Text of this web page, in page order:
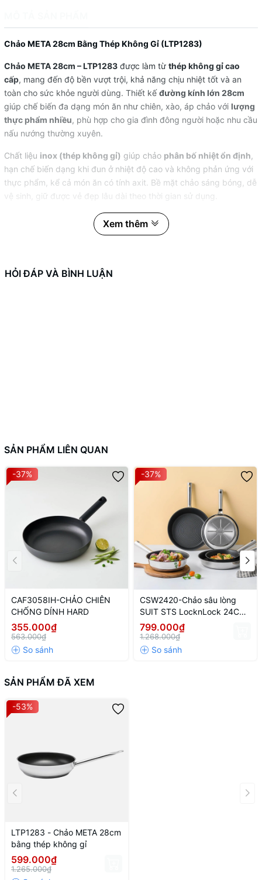
Chảo META 28cm Bằng Thép Không Gỉ (LTP1283)
Chảo META 28cm – LTP1283 được làm từ thép không gỉ cao
cấp, mang đến độ bền vượt trội, khả năng chịu nhiệt tốt và an
toàn cho sức khỏe người dùng. Thiết kếđường kính lớn 28cm
giúp chế biến đa dạng món ăn như chiên, xào, áp chảo với lượng
thực phẩm nhiều, phù hợp cho gia đình đông người hoặc nhu cầu
nấu nướng thường xuyên.
Chất liệu inox (thép không gỉ) giúp chảo phân bố nhiệt ổn định,
hạn chế biến dạng khi đun ở nhiệt độ cao và không phản ứng với
thực phẩm, kể cả món ăn có tính axit. Bề mặt chảo sáng bóng, dễ
vệ sinh, giữ được vẻ đẹp lâu dài theo thời gian sử dụng.
Tay cầm chắc chắn, thiết kế tối ưu giúp cầm nắm an toàn và thoải
mái khi thao tác. Chảo META 28cm phù hợp sử dụng trên
Xem thêm
HỎI ĐÁP VÀ BÌNH LUẬN
SẢN PHẨM LIÊN QUAN
-37%
CAF3058IH-CHẢO CHIÊN
CHỐNG DÍNH HARD
355.000₫
563.000₫
-37%
CSW2420-Chảo sâu lòng
SUIT STS LocknLock 24CM
- CN-4-STS-Single
799.000₫
1.268.000₫
SẢN PHẨM ĐÃ XEM
-53%
LTP1283 - Chảo META 28cm
bằng thép không gỉ
599.000₫
1.265.000₫